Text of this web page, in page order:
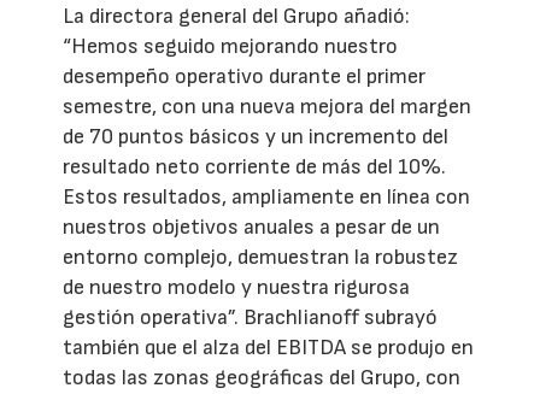
La directora general del Grupo añadió:
“Hemos seguido mejorando nuestro
desempeño operativo durante el primer
semestre, con una nueva mejora del margen
de 70 puntos básicos y un incremento del
resultado neto corriente de más del 10%.
Estos resultados, ampliamente en línea con
nuestros objetivos anuales a pesar de un
entorno complejo, demuestran la robustez
de nuestro modelo y nuestra rigurosa
gestión operativa”. Brachlianoff subrayó
también que el alza del EBITDA se produjo en
todas las zonas geográficas del Grupo, con